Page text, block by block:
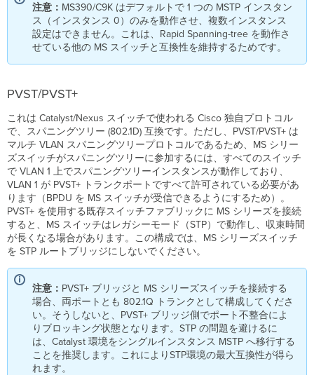
注意： MS390/C9K はデフォルトで 1 つの MSTP インスタン
ス（インスタンス 0）のみを動作させ、複数インスタンス
設定はできません。これは、Rapid Spanning-tree を動作さ
せている他の MS スイッチと互換性を維持するためです。
PVST/PVST+
これは Catalyst/Nexus スイッチで使われるCisco 独自プロトコル
で、スパニングツリー (802.1D) 互換です。ただし、PVST/PVST+ は
マルチ VLAN スパニングツリープロトコルであるため、MS シリー
ズスイッチがスパニングツリーに参加するには、すべてのスイッチ
で VLAN 1 上でスパニングツリーインスタンスが動作しており、
VLAN 1 が PVST+ トランクポートですべて許可されている必要があ
ります（BPDU を MS スイッチが受信できるようにするため）。
PVST+ を使用する既存スイッチファブリックに MS シリーズを接続
すると、MS スイッチはレガシーモード（STP）で動作し、収束時間
が長くなる場合があります。この構成では、MS シリーズスイッチ
を STP ルートブリッジにしないでください。
注意： PVST+ ブリッジと MS シリーズスイッチを接続する
場合、両ポートとも 802.1Q トランクとして構成してくださ
い。そうしないと、PVST+ ブリッジ側でポート不整合によ
りブロッキング状態となります。STP の問題を避けるに
は、Catalyst 環境をシングルインスタンス MSTP へ移行する
ことを推奨します。これによりSTP環境の最大互換性が得ら
れます。